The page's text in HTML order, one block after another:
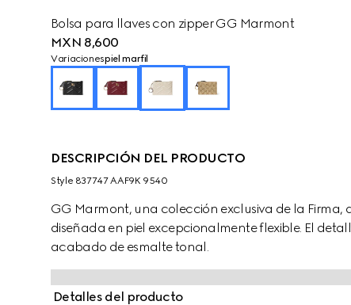
Bolsa para llaves con zipper GG Marmont
MXN 8,600
Variacionespiel marfil
DESCRIPCIÓN DEL PRODUCTO
Style ‎837747 AAF9K 9540
GG Marmont, una colección exclusiva de la
diseñada en piel excepcionalmente flexible. El
acabado de esmalte tonal.
Detalles del producto